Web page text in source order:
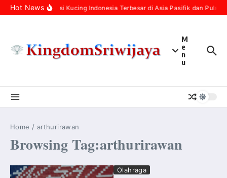
Skip to content
Hot NewsPopulasi Kucing Indonesia Terbesar di Asia Pasifik dan Pulau
M
e
n
u
Home / arthurirawan
Browsing Tag:arthurirawan
Olahraga